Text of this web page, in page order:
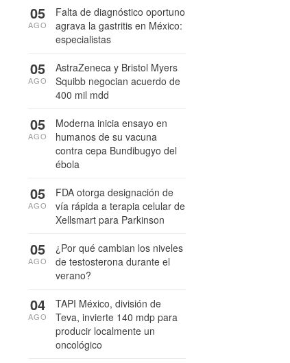
Falta de diagnóstico oportuno
agrava la gastritis en México:
especialistas
05
AGO
AstraZeneca y Bristol Myers
Squibb negocian acuerdo de
400 mil mdd
05
AGO
Moderna inicia ensayo en
humanos de su vacuna
contra cepa Bundibugyo del
ébola
05
AGO
FDA otorga designación de
vía rápida a terapia celular de
Xellsmart para Parkinson
05
AGO
¿Por qué cambian los niveles
de testosterona durante el
verano?
05
AGO
TAPI México, división de
Teva, invierte 140 mdp para
producir localmente un
oncológico
04
AGO